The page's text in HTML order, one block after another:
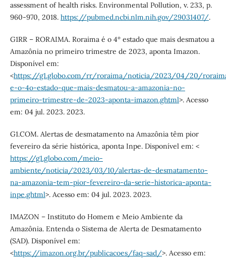
assessment of health risks. Environmental Pollution, v. 233, p.
960-970, 2018. https://pubmed.ncbi.nlm.nih.gov/29031407/.
G1RR – RORAIMA. Roraima é o 4º estado que mais desmatou a
Amazônia no primeiro trimestre de 2023, aponta Imazon.
Disponível em:
<https://g1.globo.com/rr/roraima/noticia/2023/04/20/
e-o-4o-estado-que-mais-desmatou-a-amazonia-no-
primeiro-trimestre-de-2023-aponta-imazon.ghtml>. Acesso
em: 04 jul. 2023. 2023.
G1.COM. Alertas de desmatamento na Amazônia têm pior
fevereiro da série histórica, aponta Inpe. Disponível em: <
https://g1.globo.com/meio-
ambiente/noticia/2023/03/10/alertas-de-desmatamento-
na-amazonia-tem-pior-fevereiro-da-serie-historica-aponta-
inpe.ghtml>. Acesso em: 04 jul. 2023. 2023.
IMAZON – Instituto do Homem e Meio Ambiente da
Amazônia. Entenda o Sistema de Alerta de Desmatamento
(SAD). Disponível em:
<https://imazon.org.br/publicacoes/faq-sad/>. Acesso em: